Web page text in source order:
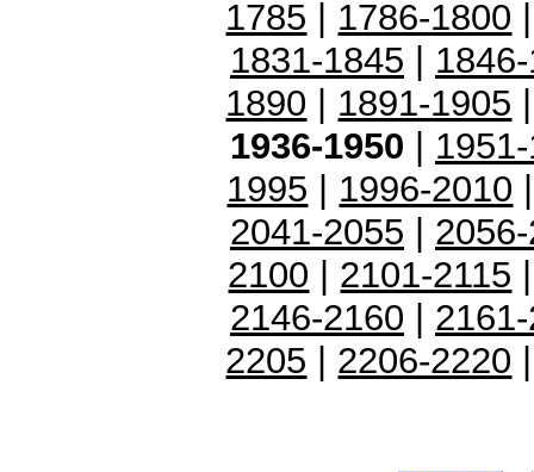
1785 | 1786-1800
1831-1845 |
1890 | 1891-1905
1936-1950 |
1995 | 1996-2010
2041-2055 |
2100 | 2101-2115
2146-2160 |
2205 | 2206-2220